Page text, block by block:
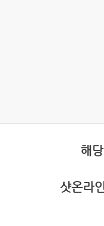
해
샷온라